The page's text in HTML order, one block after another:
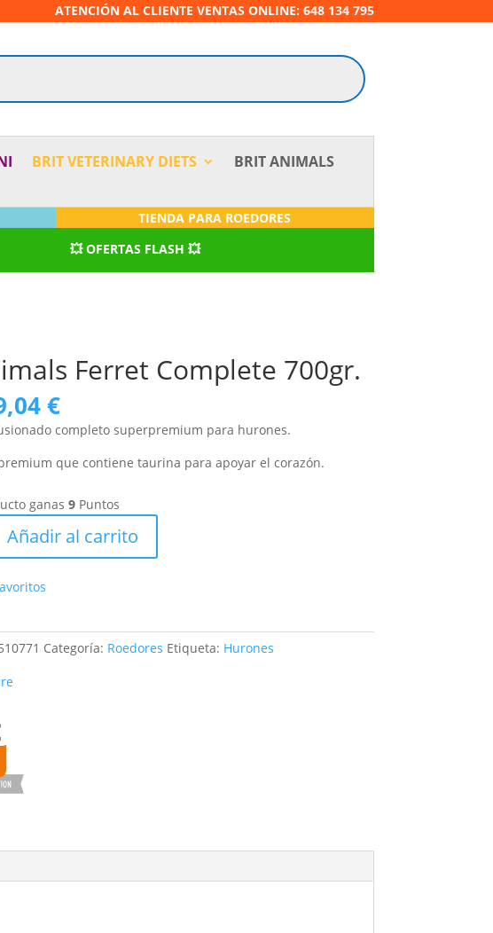
ATENCIÓN AL CLIENTE VENTAS ONLINE: 648 134 795
BRIT VETERINARY DIETS BRIT ANIMALS
TIENDA PARA ROEDORES
💥 OFERTAS FLASH 💥
Ferret Complete 700gr.
€El
precio
actual
es:
completo superpremium para hurones.
que contiene taurina para apoyar el corazón.
ganas 9Puntos
Añadir al carrito
Categoría: Roedores Etiqueta: Hurones